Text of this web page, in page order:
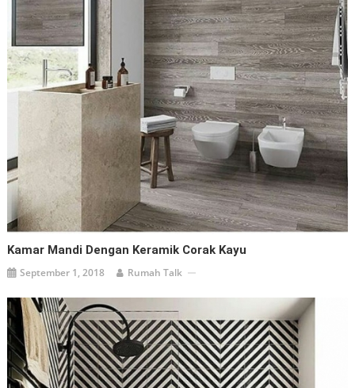
Kamar Mandi Dengan Keramik Corak Kayu
September 1, 2018 Rumah Talk